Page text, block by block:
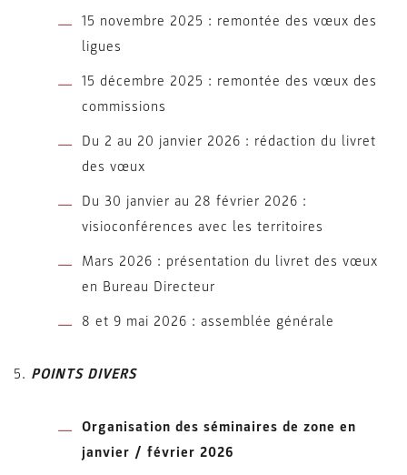
15 novembre 2025 : remontée des vœux des
ligues
15 décembre 2025 : remontée des vœux des
commissions
Du 2 au 20 janvier 2026 : rédaction du livret
des vœux
Du 30 janvier au 28 février 2026 :
visioconférences avec les territoires
Mars 2026 : présentation du livret des vœux
en Bureau Directeur
8 et 9 mai 2026 : assemblée générale
5. POINTS DIVERS
Organisation des séminaires de zone en
janvier / février 2026